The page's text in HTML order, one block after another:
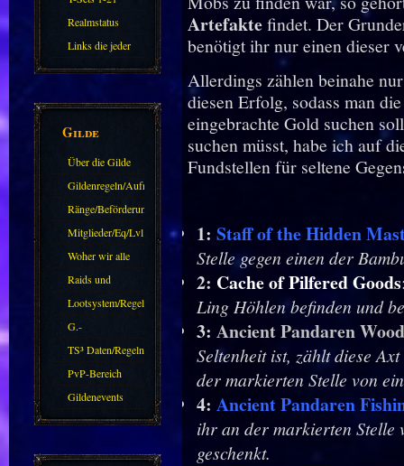
Realmstatus
Links die jeder
kennen sollte?!
Gilde
Über die Gilde
(DAW)
Gildenregeln/Aufnahme
Ränge/Beförderungen
Mitglieder/Eq/Lvl
Woher wir alle
kommen.
Raids und
Zubehör
Lootsystem/Regeln
G.-
Sparkasse/Goldleihen
TS³ Daten/Regeln
PvP-Bereich
Gildenevents
Artefaktefindet. Der
benötigt ihr nur einen dieser
Allerdings zählen beinahe
diesen Erfolg, sodass man
eingebrachte Gold suchen
suchen müsst, habe ich auf
Fundstellen für seltene
1: Staff of the Hidden
Stelle gegen einen der
2: Cache of Pilfered Goods
Ling Höhlen befinden und
3: Ancient Pandaren
Seltenheit ist, zählt diese
der markierten Stelle von
4: Ancient Pandaren
ihr an der markierten Stelle
geschenkt.